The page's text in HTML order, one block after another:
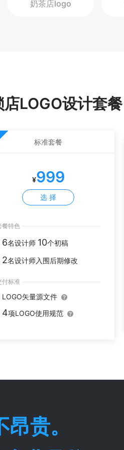
奶茶店logo
店LOGO设计套餐
标准套餐
¥999
选 择
餐特色
6名设计师 10个初稿
2名设计师入围后期修改
付标准
LOGO矢量源文件
4项LOGO使用规范
贵。